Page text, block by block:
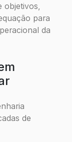
para
da
de